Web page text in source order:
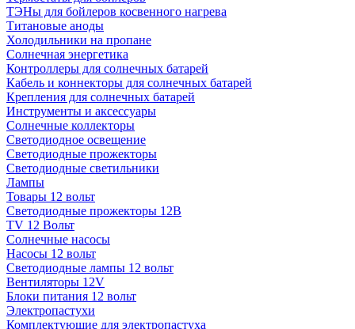
ТЭНы для бойлеров косвенного нагрева
Титановые аноды
Холодильники на пропане
Солнечная энергетика
Контроллеры для солнечных батарей
Кабель и коннекторы для солнечных батарей
Крепления для солнечных батарей
Инструменты и аксессуары
Солнечные коллекторы
Светодиодное освещение
Светодиодные прожекторы
Светодиодные светильники
Лампы
Товары 12 вольт
Светодиодные прожекторы 12В
TV 12 Вольт
Солнечные насосы
Насосы 12 вольт
Светодиодные лампы 12 вольт
Вентиляторы 12V
Блоки питания 12 вольт
Электропастухи
Комплектующие для электропастуха